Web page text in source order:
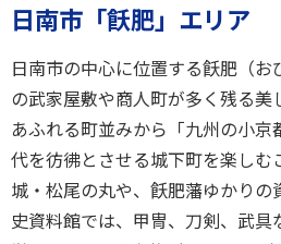
日南市「飫肥」エリア
日南市の中心に位置する飫肥（
の武家屋敷や商人町が多く残る美
あふれる町並みから「九州の小
代を彷彿とさせる城下町を楽しむ
城・松尾の丸や、飫肥藩ゆかり
史資料館では、甲冑、刀剣、武